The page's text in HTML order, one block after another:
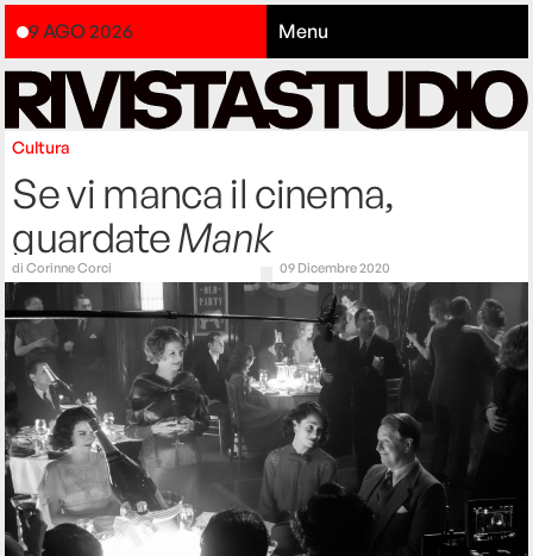
9 AGO 2026 Menu
Cultura
Se vi manca il cinema,
guardateMank
diCorinne Corci 09 Dicembre 2020